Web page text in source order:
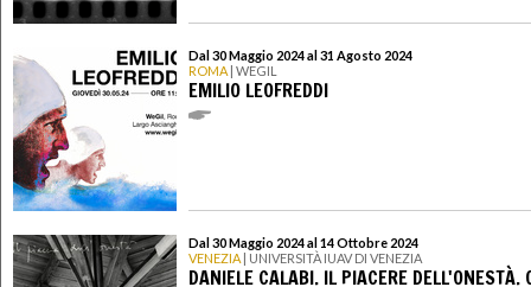
Dal 30 Maggio 2024 al 31 Agosto 2024
ROMA | WEGIL
EMILIO LEOFREDDI
Dal 30 Maggio 2024 al 14 Ottobre 2024
VENEZIA | UNIVERSITÀ IUAV DI VENEZIA
DANIELE CALABI. IL PIACERE DELL'ONESTÀ.